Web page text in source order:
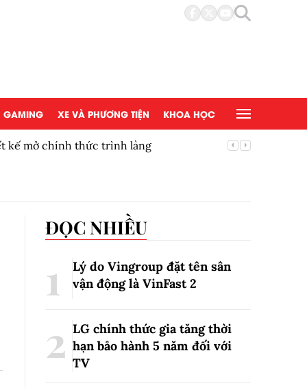
GAMING XE VÀ PHƯƠNG TIỆN KHOA HỌC
kế mở chính thức trình làng
ĐỌC NHIỀU
Lý do Vingroup đặt tên sân
vận động là VinFast2
LG chính thức gia tăng thời
hạn bảo hành 5 năm đối với
TV